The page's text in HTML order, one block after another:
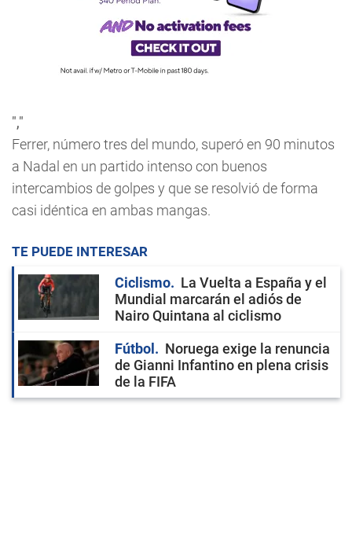
","
Ferrer, número tres del mundo, superó en 90 minutos
a Nadal en un partido intenso con buenos
intercambios de golpes y que se resolvió de forma
casi idéntica en ambas mangas.
TE PUEDE INTERESAR
Ciclismo
La Vuelta a España y el
Mundial marcarán el adiós de
Nairo Quintana al ciclismo
Fútbol
Noruega exige la renuncia
de Gianni Infantino en plena crisis
de la FIFA